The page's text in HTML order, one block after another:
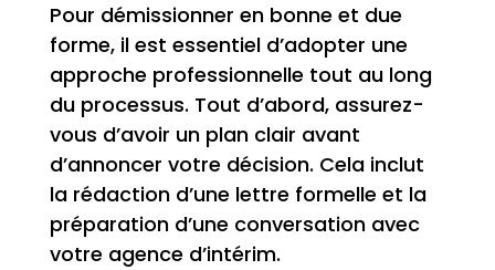
Pour démissionner en bonne et due
forme, il est essentiel d’adopter une
approche professionnelle tout au long
du processus. Tout d’abord, assurez-
vous d’avoir un plan clair avant
d’annoncer votre décision. Cela inclut
la rédaction d’une lettre formelle et la
préparation d’une conversation avec
votre agence d’intérim.